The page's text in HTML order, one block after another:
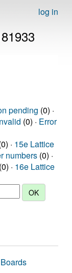
log in
pending (0) ·
(0) · Error
· 15e Lattice
numbers (0) ·
(0) · 16e Lattice